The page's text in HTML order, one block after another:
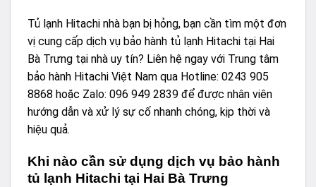
Tủ lạnh Hitachi nhà bạn bị hỏng, bạn cần tìm một đơn
vị cung cấp dịch vụ bảo hành tủ lạnh Hitachi tại Hai
Bà Trưng tại nhà uy tín? Liên hệ ngay với Trung tâm
bảo hành Hitachi Việt Nam qua Hotline: 0243 905
8868 hoặc Zalo: 096 949 2839 để được nhân viên
hướng dẫn và xử lý sự cố nhanh chóng, kịp thời và
hiệu quả.
Khi nào cần sử dụng dịch vụ bảo hành
tủ lạnh Hitachi tại Hai Bà Trưng